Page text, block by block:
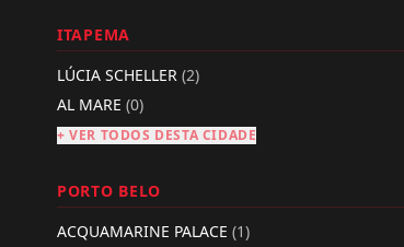
ITAPEMA
LÚCIA SCHELLER (2)
AL MARE (0)
+ VER TODOS DESTA CIDADE
PORTO BELO
ACQUAMARINE PALACE (1)